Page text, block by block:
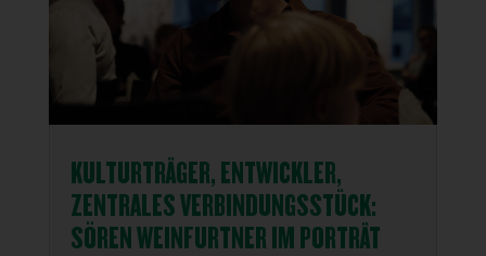
KULTURTRÄGER, ENTWICKLER,
ZENTRALES VERBINDUNGSSTÜCK:
SÖREN WEINFURTNER IM PORTRÄT